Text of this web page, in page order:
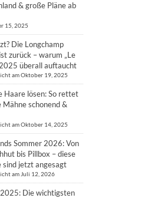
& große Pläne ab
15, 2025
Die Longchamp
zurück – warum „Le
überall auftaucht
am Oktober 19, 2025
Haare lösen: So rettet
Mähne schonend &
am Oktober 14, 2025
Sommer 2026: Von
bis Pillbox – diese
sind jetzt angesagt
am Juli 12, 2026
Die wichtigsten